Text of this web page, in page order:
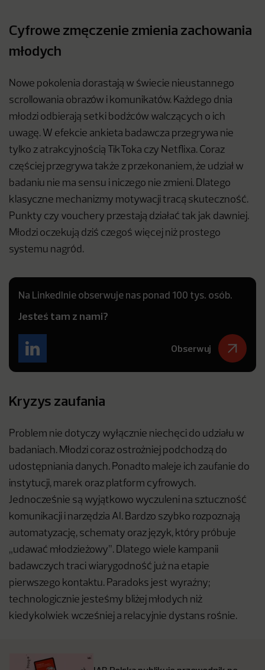
Cyfrowe zmęczenie zmienia zachowania
młodych
Nowe pokolenia dorastają w świecie nieustannego
scrollowania obrazów i komunikatów. Każdego dnia
młodzi odbierają setki bodźców walczących o ich
uwagę. W efekcie ankieta badawcza przegrywa nie
tylko z atrakcyjnością TikToka czy Netflixa. Coraz
częściej przegrywa także z przekonaniem, że udział w
badaniu nie ma sensu i niczego nie zmieni. Dlatego
klasyczne mechanizmy motywacji tracą skuteczność.
Punkty czy vouchery przestają działać tak jak dawniej.
Młodzi oczekują dziś czegoś więcej niż prostego
systemu nagród.
Na LinkedInie obserwuje nas ponad 100 tys. osób.
Jesteś tam z nami?
Obserwuj
Kryzys zaufania
Problem nie dotyczy wyłącznie niechęci do udziału w
badaniach. Młodzi coraz ostrożniej podchodzą do
udostępniania danych. Ponadto maleje ich zaufanie do
instytucji, marek oraz platform cyfrowych.
Jednocześnie są wyjątkowo wyczuleni na sztuczność
komunikacji i narzędzia AI. Bardzo szybko rozpoznają
automatyzację, schematy oraz język, który próbuje
„udawać młodzieżowy”. Dlatego wiele kampanii
badawczych traci wiarygodność już na etapie
pierwszego kontaktu. Paradoks jest wyraźny;
technologicznie jesteśmy bliżej młodych niż
kiedykolwiek wcześniej a relacyjnie dystans rośnie.